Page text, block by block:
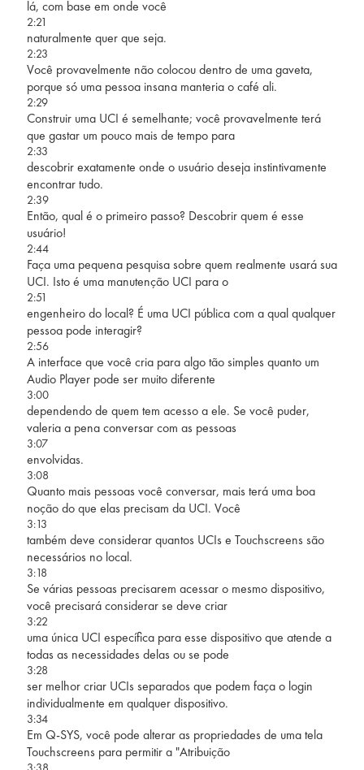
lá, com base em onde você
2:21
naturalmente quer que seja.
2:23
Você provavelmente não colocou dentro de uma gaveta,
porque só uma pessoa insana manteria o café ali.
2:29
Construir uma UCI é semelhante; você provavelmente terá
que gastar um pouco mais de tempo para
2:33
descobrir exatamente onde o usuário deseja instintivamente
encontrar tudo.
2:39
Então, qual é o primeiro passo? Descobrir quem é esse
usuário!
2:44
Faça uma pequena pesquisa sobre quem realmente usará sua
UCI. Isto é uma manutenção UCI para o
2:51
engenheiro do local? É uma UCI pública com a qual qualquer
pessoa pode interagir?
2:56
A interface que você cria para algo tão simples quanto um
Audio Player pode ser muito diferente
3:00
dependendo de quem tem acesso a ele. Se você puder,
valeria a pena conversar com as pessoas
3:07
envolvidas.
3:08
Quanto mais pessoas você conversar, mais terá uma boa
noção do que elas precisam da UCI. Você
3:13
também deve considerar quantos UCIs e Touchscreens são
necessários no local.
3:18
Se várias pessoas precisarem acessar o mesmo dispositivo,
você precisará considerar se deve criar
3:22
uma única UCI específica para esse dispositivo que atende a
todas as necessidades delas ou se pode
3:28
ser melhor criar UCIs separados que podem faça o login
individualmente em qualquer dispositivo.
3:34
Em Q-SYS, você pode alterar as propriedades de uma tela
Touchscreens para permitir a "Atribuição